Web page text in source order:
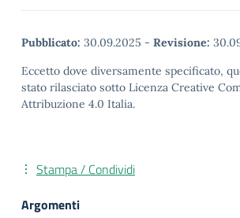
Pubblicato: 30.09.2025 - Revisione:
Eccetto dove diversamente specificato,
stato rilasciato sotto Licenza Creative
Attribuzione 4.0 Italia.
Stampa / Condividi
Argomenti